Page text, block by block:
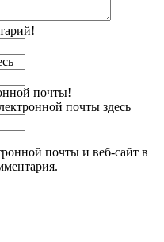
почты!
почты здесь
почты и веб-сайт в